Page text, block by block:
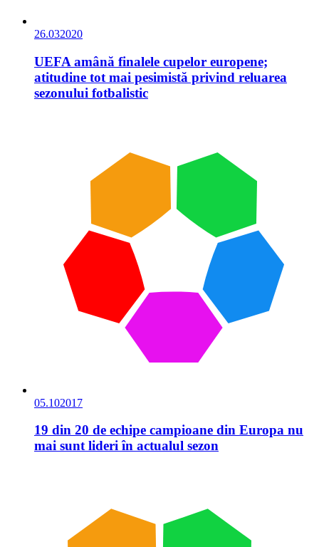
26.032020
UEFA amână finalele cupelor europene;
atitudine tot mai pesimistă privind reluarea
sezonului fotbalistic
05.102017
19 din 20 de echipe campioane din Europa nu
mai sunt lideri în actualul sezon